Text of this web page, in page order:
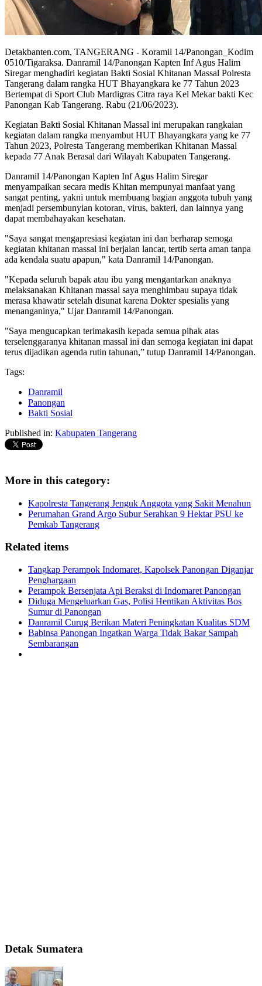
Detakbanten.com, TANGERANG - Koramil 14/Panongan_Kodim
0510/Tigaraksa. Danramil 14/Panongan Kapten Inf Agus Halim
Siregar menghadiri kegiatan Bakti Sosial Khitanan Massal Polresta
Tangerang dalam rangka HUT Bhayangkara ke 77 Tahun 2023
Bertempat di Sport Club Mardigras Citra raya Kel Mekar bakti Kec
Panongan Kab Tangerang. Rabu (21/06/2023).
Kegiatan Bakti Sosial Khitanan Massal ini merupakan rangkaian
kegiatan dalam rangka menyambut HUT Bhayangkara yang ke 77
Tahun 2023, Polresta Tangerang memberikan Khitanan Massal
kepada 77 Anak Berasal dari Wilayah Kabupaten Tangerang.
Danramil 14/Panongan Kapten Inf Agus Halim Siregar
menyampaikan secara medis Khitan mempunyai manfaat yang
sangat penting, yakni untuk membuang bagian anggota tubuh yang
menjadi persembunyian kotoran, virus, bakteri, dan lainnya yang
dapat membahayakan kesehatan.
"Saya sangat mengapresiasi kegiatan ini dan berharap semoga
kegiatan khitanan massal ini berjalan lancar, tertib serta aman tanpa
ada kendala suatu apapun," kata Danramil 14/Panongan.
"Kepada seluruh bapak atau ibu yang mengantarkan anaknya
melaksanakan Khitanan massal saya menghimbau supaya tidak
merasa khawatir setelah disunat karena Dokter spesialis yang
menanganinya," Ujar Danramil 14/Panongan.
"Saya mengucapkan terimakasih kepada semua pihak atas
terselenggaranya khitanan massal ini dan semoga kegiatan ini dapat
terus dijadikan agenda rutin tahunan,” tutup Danramil 14/Panongan.
Tags:
Danramil
Panongan
Bakti Sosial
Published in: Kabupaten Tangerang
More in this category:
Kapolresta Tangerang Jenguk Anggota yang Sakit Menahun
Perumahan Grand Argo Subur Serahkan 9 Hektar PSU ke
Pemkab Tangerang
Related items
Tangkap Perampok Indomaret, Kapolsek Panongan Diganjar
Penghargaan
Perampok Bersenjata Api Beraksi di Indomaret Panongan
Diduga Mengeluarkan Gas, Polisi Hentikan Aktivitas Bos
Sumur di Panongan
Danramil Curug Berikan Materi Peningkatan Kualitas SDM
Babinsa Panongan Ingatkan Warga Tidak Bakar Sampah
Sembarangan
Detak Sumatera